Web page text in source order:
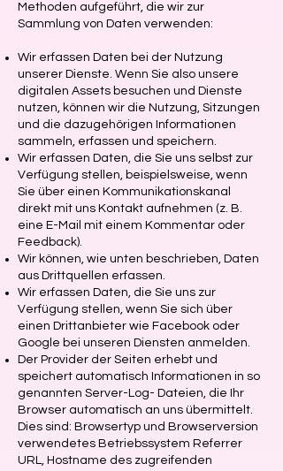
Methoden aufgeführt, die wir zur
Sammlung von Daten verwenden:
Wir erfassen Daten bei der Nutzung
unserer Dienste. Wenn Sie also unsere
digitalen Assets besuchen und Dienste
nutzen, können wir die Nutzung, Sitzungen
und die dazugehörigen Informationen
sammeln, erfassen und speichern.
Wir erfassen Daten, die Sie uns selbst zur
Verfügung stellen, beispielsweise, wenn
Sie über einen Kommunikationskanal
direkt mit uns Kontakt aufnehmen (z. B.
eine E-Mail mit einem Kommentar oder
Feedback).
Wir können, wie unten beschrieben, Daten
aus Drittquellen erfassen.
Wir erfassen Daten, die Sie uns zur
Verfügung stellen, wenn Sie sich über
einen Drittanbieter wie Facebook oder
Google bei unseren Diensten anmelden.
Der Provider der Seiten erhebt und
speichert automatisch Informationen in so
genannten Server-Log- Dateien, die Ihr
Browser automatisch an uns übermittelt.
Dies sind: Browsertyp und Browserversion
verwendetes Betriebssystem Referrer
URL, Hostname des zugreifenden